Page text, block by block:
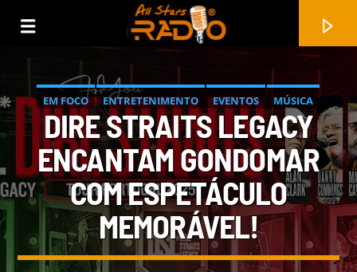
EM FOCO ENTRETENIMENTO EVENTOS
MÚSICA
MÚSICA AO VIVO
NACIONAL
NOTÍCIAS
PROMOÇÃO DE ARTISTA
REPORTAGEM FOTOGRÁFICA
DIRE STRAITS LEGACY
ENCANTAM GONDOMAR
COM ESPETÁCULO
MEMORÁVEL!